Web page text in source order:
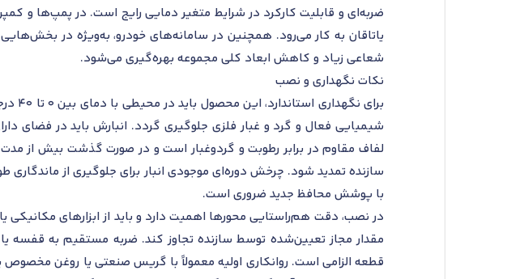
ضربه‌ای و قابلیت کارکرد در شرایط متغیر دمایی رایج است. در پمپ‌ها
یاتاقان به کار می‌رود. همچنین در سامانه‌های خودرو، به‌ویژه در
شعاعی زیاد و کاهش ابعاد کلی مجموعه بهره‌گیری می‌شود.
نکات نگهداری و نصب
شیمیایی فعال و گرد و غبار فلزی جلوگیری گردد. انبارش باید در فضای
لفاف مقاوم در برابر رطوبت و گردوغبار است و در صورت گذشت بیش از مدت
سازنده تمدید شود. چرخش دوره‌ای موجودی انبار برای جلوگیری از
با پوشش محافظ جدید ضروری است.
در نصب، دقت هم‌راستایی محورها اهمیت دارد و باید از ابزارهای مکانیکی
مقدار مجاز تعیین‌شده توسط سازنده تجاوز کند. ضربه مستقیم به قفسه
قطعه الزامی است. روانکاری اولیه معمولاً با گریس صنعتی یا روغن مخصوص